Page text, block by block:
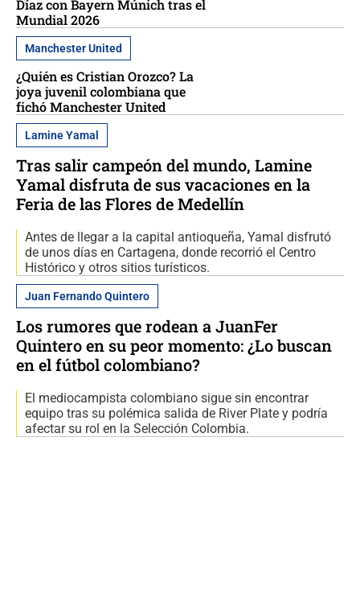
Díaz con Bayern Múnich tras el
Mundial 2026
Manchester United
¿Quién es Cristian Orozco? La
joya juvenil colombiana que
fichó Manchester United
Lamine Yamal
Tras salir campeón del mundo, Lamine
Yamal disfruta de sus vacaciones en la
Feria de las Flores de Medellín
Antes de llegar a la capital antioqueña, Yamal disfrutó
de unos días en Cartagena, donde recorrió el Centro
Histórico y otros sitios turísticos.
Juan Fernando Quintero
Los rumores que rodean a JuanFer
Quintero en su peor momento: ¿Lo buscan
en el fútbol colombiano?
El mediocampista colombiano sigue sin encontrar
equipo tras su polémica salida de River Plate y podría
afectar su rol en la Selección Colombia.